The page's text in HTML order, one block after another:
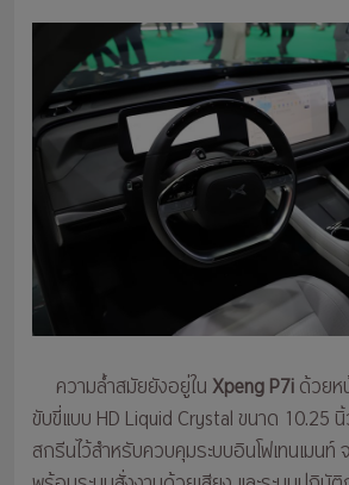
ความล้ำสมัยยังอยู่ในXpeng P7iด้วยห
ขับขี่แบบ HD Liquid Crystal ขนาด 10.25
สกรีนไว้สำหรับควบคุมระบบอินโฟเทนเมนท์